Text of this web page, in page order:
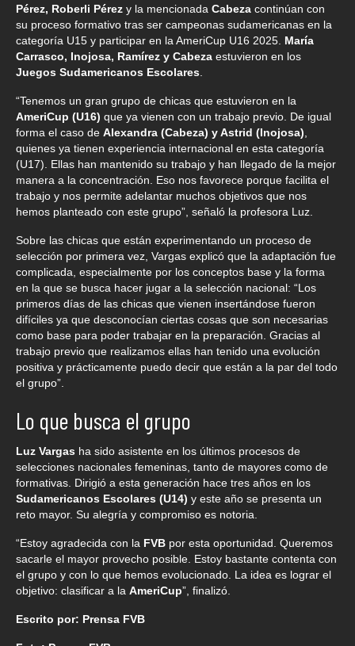
Pérez, Roberli Pérez y la mencionada Cabeza continúan con
su proceso formativo tras ser campeonas sudamericanas en la
categoría U15 y participar en la AmeriCup U16 2025. María
Carrasco, Inojosa, Ramírez y Cabeza estuvieron en los
Juegos Sudamericanos Escolares
“Tenemos un gran grupo de chicas que estuvieron en la
AmeriCup (U16) que ya vienen con un trabajo previo. De igual
forma el caso de Alexandra (Cabeza) y Astrid (Inojosa)
quienes ya tienen experiencia internacional en esta categoría
(U17). Ellas han mantenido su trabajo y han llegado de la mejor
manera a la concentración. Eso nos favorece porque facilita el
trabajo y nos permite adelantar muchos objetivos que nos
hemos planteado con este grupo”, señaló la profesora Luz.
Sobre las chicas que están experimentando un proceso de
selección por primera vez, Vargas explicó que la adaptación fue
complicada, especialmente por los conceptos base y la forma
en la que se busca hacer jugar a la selección nacional: “Los
primeros días de las chicas que vienen insertándose fueron
difíciles ya que desconocían ciertas cosas que son necesarias
como base para poder trabajar en la preparación. Gracias al
trabajo previo que realizamos ellas han tenido una evolución
positiva y prácticamente puedo decir que están a la par del todo
el grupo”.
Lo que busca el grupo
Luz Vargas ha sido asistente en los últimos procesos de
selecciones nacionales femeninas, tanto de mayores como de
formativas. Dirigió a esta generación hace tres años en los
Sudamericanos Escolares (U14) y este año se presenta un
reto mayor. Su alegría y compromiso es notoria.
“Estoy agradecida con la FVB por esta oportunidad. Queremos
sacarle el mayor provecho posible. Estoy bastante contenta con
el grupo y con lo que hemos evolucionado. La idea es lograr el
objetivo: clasificar a la AmeriCup”, finalizó.
Escrito por: Prensa FVB